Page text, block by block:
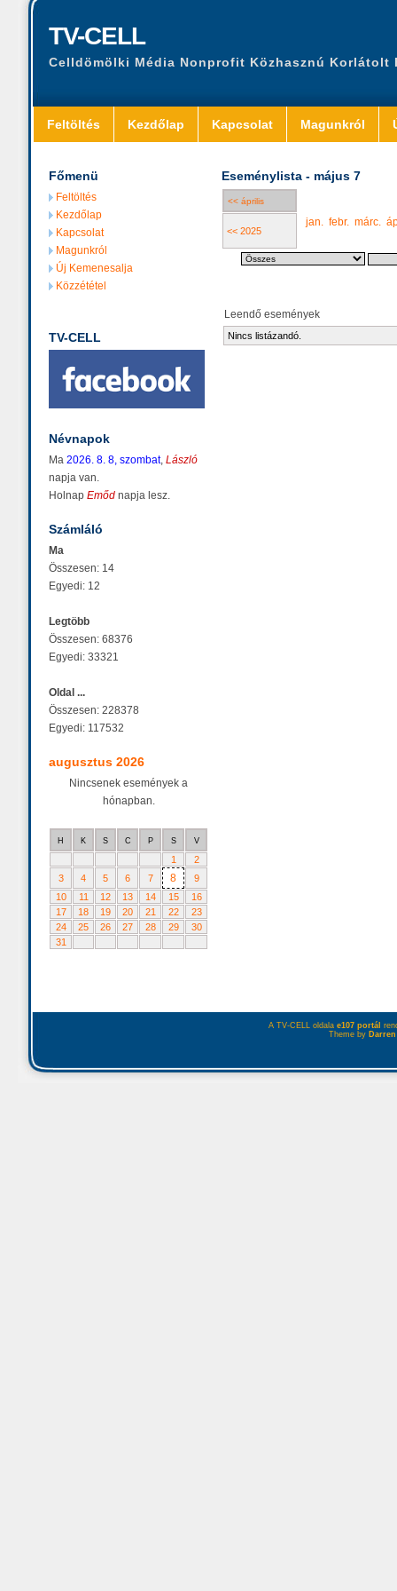
TV-CELL
Celldömölki Média Nonprofit Közhasznú Korlátolt
Feltöltés Kezdőlap Kapcsolat Magunkról
Főmenü
Feltöltés
Kezdőlap
Kapcsolat
Magunkról
Új Kemenesalja
Közzététel
TV-CELL
Névnapok
Ma 2026. 8. 8, szombat, László
napja van.
Holnap Emőd napja lesz.
Számláló
Ma
Összesen: 14
Egyedi: 12
Legtöbb
Összesen: 68376
Egyedi: 33321
Oldal ...
Összesen: 228378
Egyedi: 117532
augusztus 2026
Nincsenek események a
hónapban.
H K S C P S V
1
2
3
4 5 6 7 8
9
10
11 12 13 14 15
16
17
18 19 20 21 22
23
24
25 26 27 28 29
30
31
Eseménylista - május 7
<< április
<< 2025
jan. febr. márc.
Leendő események
Nincs listázandó.
A TV-CELL oldala e107 portál
Theme by